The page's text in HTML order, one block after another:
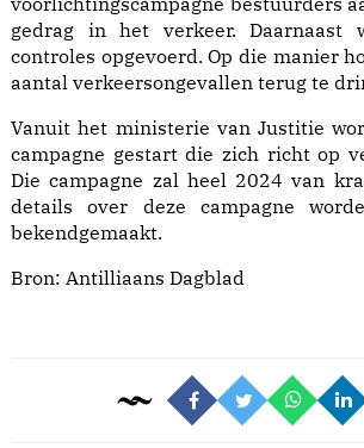
gedrag in het verkeer. Daarnaast
controles opgevoerd. Op die manier
aantal verkeersongevallen terug te
Vanuit het ministerie van Justitie
campagne gestart die zich richt op
Die campagne zal heel 2024 van
details over deze campagne
bekendgemaakt.
Bron: Antilliaans Dagblad